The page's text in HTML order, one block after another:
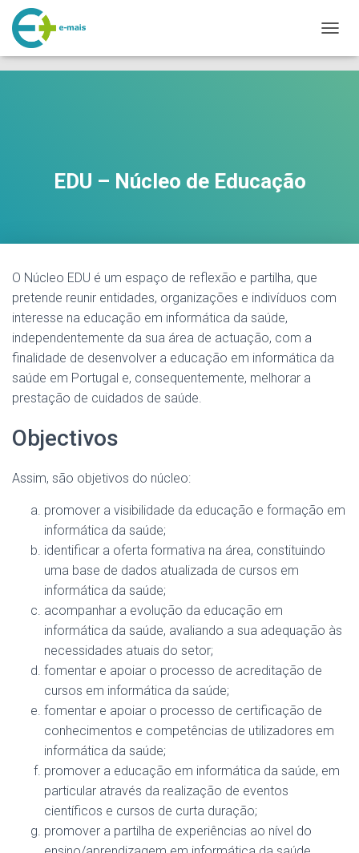
L
T
O
makeporngreatagain.pro
www.yeahporn.top
a seductive occasion.
fuck.
EDU – Núcleo de Educação
O Núcleo EDU é um espaço de reflexão e partilha, que
pretende reunir entidades, organizações e indivíduos com
interesse na educação em informática da saúde,
independentemente da sua área de actuação, com a
finalidade de desenvolver a educação em informática da
saúde em Portugal e, consequentemente, melhorar a
prestação de cuidados de saúde.
Objectivos
Assim, são objetivos do núcleo:
promover a visibilidade da educação e formação em
informática da saúde;
identificar a oferta formativa na área, constituindo
uma base de dados atualizada de cursos em
informática da saúde;
acompanhar a evolução da educação em
informática da saúde, avaliando a sua adequação às
necessidades atuais do setor;
fomentar e apoiar o processo de acreditação de
cursos em informática da saúde;
fomentar e apoiar o processo de certificação de
conhecimentos e competências de utilizadores em
informática da saúde;
promover a educação em informática da saúde, em
particular através da realização de eventos
científicos e cursos de curta duração;
promover a partilha de experiências ao nível do